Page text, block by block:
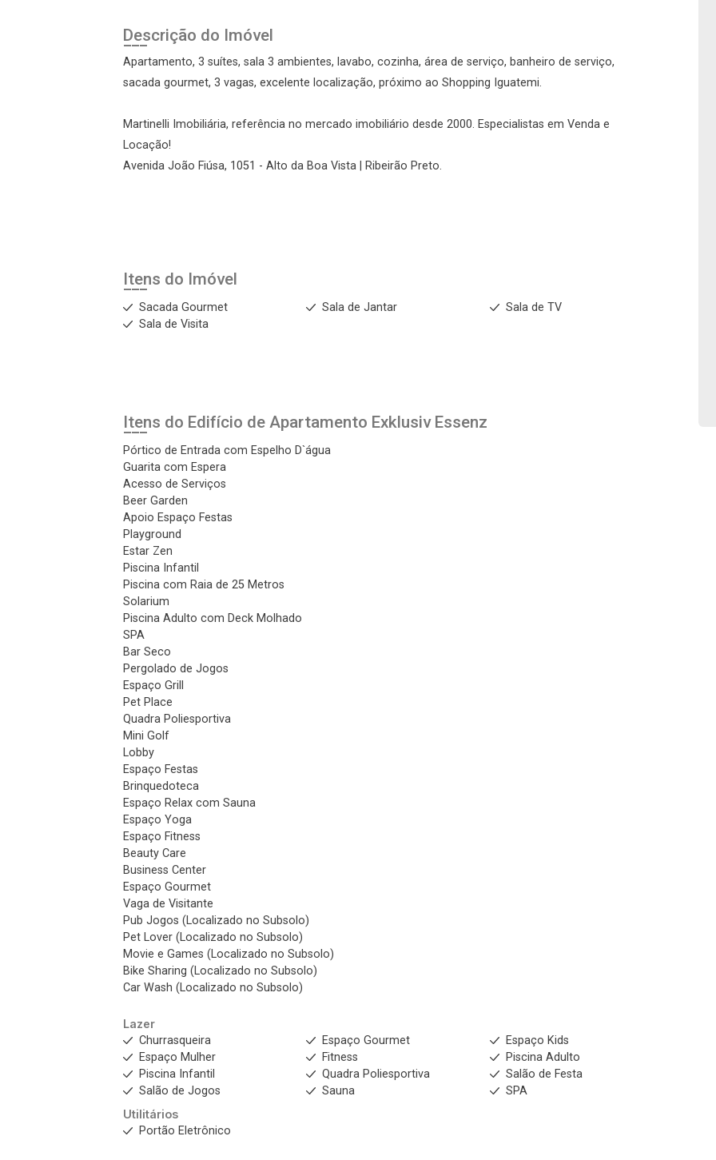
Descrição do Imóvel
Apartamento, 3 suítes, sala 3 ambientes, lavabo, cozinha, área de serviço, banheiro de serviço,
sacada gourmet, 3 vagas, excelente localização, próximo ao Shopping Iguatemi.
Martinelli Imobiliária, referência no mercado imobiliário desde 2000. Especialistas em Venda e
Locação!
Avenida João Fiúsa, 1051 - Alto da Boa Vista | Ribeirão Preto.
Itens do Imóvel
Sacada Gourmet Sala de Jantar
Sala de TV
Sala de Visita
Itens do Edifício de Apartamento Exklusiv Essenz
Pórtico de Entrada com Espelho D`água
Guarita com Espera
Acesso de Serviços
Beer Garden
Apoio Espaço Festas
Playground
Estar Zen
Piscina Infantil
Piscina com Raia de 25 Metros
Solarium
Piscina Adulto com Deck Molhado
SPA
Bar Seco
Pergolado de Jogos
Espaço Grill
Pet Place
Quadra Poliesportiva
Mini Golf
Lobby
Espaço Festas
Brinquedoteca
Espaço Relax com Sauna
Espaço Yoga
Espaço Fitness
Beauty Care
Business Center
Espaço Gourmet
Vaga de Visitante
Pub Jogos (Localizado no Subsolo)
Pet Lover (Localizado no Subsolo)
Movie e Games (Localizado no Subsolo)
Bike Sharing (Localizado no Subsolo)
Car Wash (Localizado no Subsolo)
Lazer
Churrasqueira
Espaço Gourmet
Espaço Kids
Espaço Mulher
Fitness
Piscina Adulto
Piscina Infantil
Quadra Poliesportiva
Salão de Festa
Salão de Jogos
Sauna
SPA
Utilitários
Portão Eletrônico
12h00
Fazer Agendamento
Login
Agendar Visita